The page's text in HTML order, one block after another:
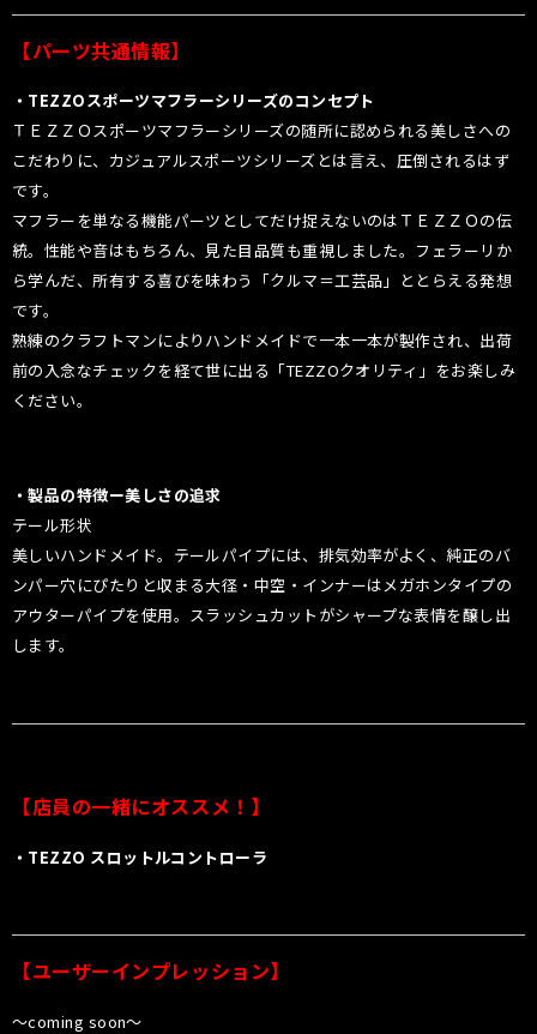
【パーツ共通情報】
・TEZZOスポーツマフラーシリーズのコンセプト
ＴＥＺＺＯスポーツマフラーシリーズの随所に認められる美しさへの
こだわりに、カジュアルスポーツシリーズとは言え、圧倒されるはず
です。
マフラーを単なる機能パーツとしてだけ捉えないのはＴＥＺＺＯの伝
統。性能や音はもちろん、見た目品質も重視しました。フェラーリか
ら学んだ、所有する喜びを味わう「クルマ＝工芸品」ととらえる発想
です。
熟練のクラフトマンによりハンドメイドで一本一本が製作され、出荷
前の入念なチェックを経て世に出る「TEZZOクオリティ」をお楽しみ
ください。
・製品の特徴ー美しさの追求
テール形状
美しいハンドメイド。テールパイプには、排気効率がよく、純正のバ
ンパー穴にぴたりと収まる大径・中空・インナーはメガホンタイプの
アウターパイプを使用。スラッシュカットがシャープな表情を醸し出
します。
【店員の一緒にオススメ！】
・TEZZO スロットルコントローラ
【ユーザーインプレッション】
〜coming soon〜